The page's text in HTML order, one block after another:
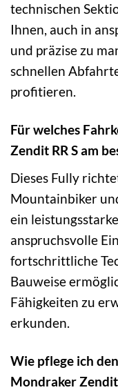
technischen
Ihnen, auch in
und präzise zu
schnellen
profitieren.
Für welches
Zendit RR S am
Dieses Fully
Mountainbiker
ein
anspruchsvolle
fortschrittliche
Bauweise
Fähigkeiten zu
erkunden.
Wie pflege ich
Mondraker Zendit